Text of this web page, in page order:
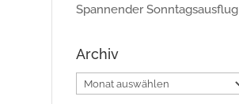
Spannender Sonntagsausflug
Archiv
Archiv